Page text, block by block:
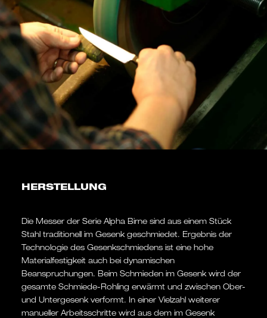
HERSTELLUNG
Die Messer der Serie Alpha Birne sind aus einem Stück
Stahl traditionell im Gesenk geschmiedet. Ergebnis der
Technologie des Gesenkschmiedens ist eine hohe
Materialfestigkeit auch bei dynamischen
Beanspruchungen. Beim Schmieden im Gesenk wird der
gesamte Schmiede-Rohling erwärmt und zwischen Ober-
und Untergesenk verformt. In einer Vielzahl weiterer
manueller Arbeitsschritte wird aus dem im Gesenk